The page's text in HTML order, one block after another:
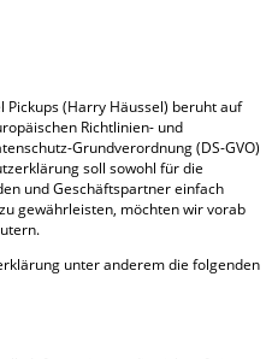
(Harry Häussel) beruht auf
Richtlinien- und
Grundverordnung (DS-GVO)
soll sowohl für die
und Geschäftspartner einfach
gewährleisten, möchten wir vorab
unter anderem die folgenden